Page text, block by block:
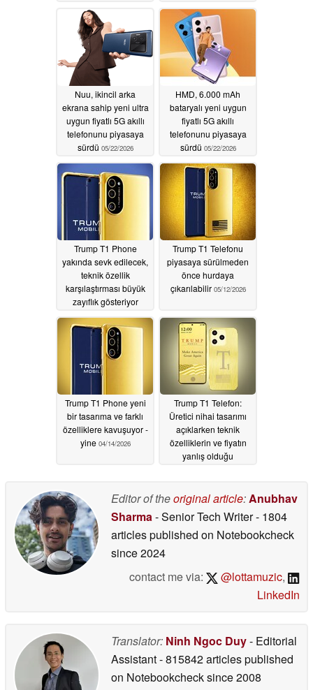
Nuu, ikincil arka
ekrana sahip yeni ultra
uygun fiyatlı 5G akıllı
telefonunu piyasaya
sürdü 05/22/2026
HMD, 6.000 mAh
bataryalı yeni uygun
fiyatlı 5G akıllı
telefonunu piyasaya
sürdü 05/22/2026
Trump T1 Phone
yakında sevk edilecek,
teknik özellik
karşılaştırması büyük
zayıflık gösteriyor
05/14/2026
Trump T1 Telefonu
piyasaya sürülmeden
önce hurdaya
çıkarılabilir 05/12/2026
Trump T1 Phone yeni
bir tasarıma ve farklı
özelliklere kavuşuyor -
yine 04/14/2026
Trump T1 Telefon:
Üretici nihai tasarımı
açıklarken teknik
özelliklerin ve fiyatın
yanlış olduğu
Editor of theoriginal article:Anubhav
Sharma- Senior Tech Writer- 1804
articles published on Notebookcheck
since 2024
contact me via:
@lottamuzic,
LinkedIn
Translator: Ninh Ngoc Duy- Editorial
Assistant- 815842 articles published
on Notebookchecksince 2008